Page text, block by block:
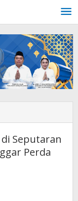
Seputaran
Perda